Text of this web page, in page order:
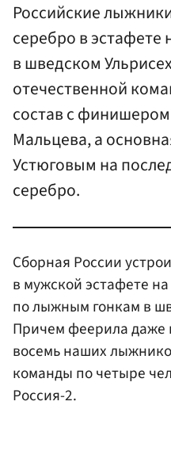
Российские
серебро в эстафете
в шведском
отечественной
состав с
Мальцева, а
Устюговым на
серебро.
Сборная России
в мужской эстафете
по лыжным гонкам в
Причем феерила даже
восемь наших
команды по четыре
Россия-2.